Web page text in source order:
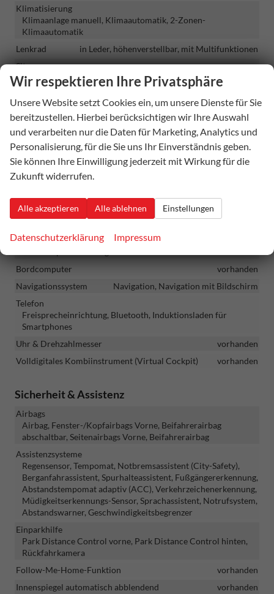
Klimatisierung
Klimaanlage manuell, Klimaautomatik, 2-Zonen-
Klimaautomatik
Lenkrad
in Leder, höhenverstellbar, mit Multifunktionen
Sitze
Isofix (Kindersitzbefestigung), Rücksitzbank hinten geteilt,
Sitzheizung
Sitze: Verstellbarkeit
Höhenverstellbarer Fahrer- und Beifahrersitz,
Höhenverstellbarer Beifahrersitz, Höhenverstellbarer
Fahrersitz
Infotainment & Kommunikation
Audioanlage
Android Auto, Apple CarPlay, Touchscreen
Bordcomputer
vorhanden
Navigationssystem
Navigation, Navigation mit Bildschirm
Telefon
Freisprecheinrichtung, Bluetooth, Induktionsladen für
Smartphones
Uhr & Drehzahlmesser
vorhanden
Volldigitales Kombiinstrument (Virtual Cockpit)
vorhanden
Sicherheit & Assistenz
Airbags
Airbag, Fenster-/Kopfairbags Vorne, Beifahrerairbag
abschaltbar, Seitenairbags Vorne, Beifahrerairbag
Assistenzsysteme
Regensensor, Tempomat, Notbremsassistent (City-Safety),
Berganfahrassistent, Spurhalteassistent, Fußgängererkennung,
Abstandstempomat adaptiv (ACC), Verkehrzeichenerkennung,
Müdigkeitserkennungs-Sensor, Sprachassistent, Notrufsystem,
Abstandswarner, Geschwindigkeitsbegrenzer
Einparkhilfe
Park Distance Control vorne, Park Distance Control hinten,
Rückfahrkamera
Follow-Me-Home-Funktion
vorhanden
Innenspiegel automatisch abblendend
vorhanden
Wir respektieren Ihre Privatsphäre
Unsere Website setzt Cookies ein, um unsere Dienste für Sie
bereitzustellen. Hierbei berücksichtigen wir Ihre Auswahl
und verarbeiten nur die Daten für Marketing, Analytics und
Personalisierung, für die Sie uns Ihr Einverständnis geben.
Sie können Ihre Einwilligung jederzeit mit Wirkung für die
Zukunft widerrufen.
Alle akzeptieren Alle ablehnen Einstellungen
Datenschutzerklärung Impressum